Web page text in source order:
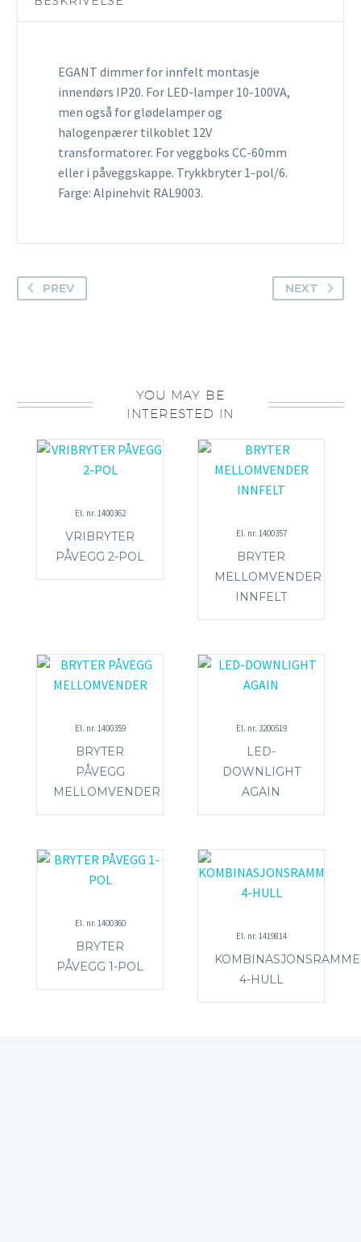
EGANT dimmer for innfelt montasje
innendørs IP20. For LED-lamper 10-100VA,
men også for glødelamper og
halogenpærer tilkoblet 12V
transformatorer. For veggboks CC-60mm
eller i påveggskappe. Trykkbryter 1-pol/6.
Farge: Alpinehvit RAL9003.
PREV NEXT
YOU MAY BE
INTERESTED IN
El. nr. 1400362
VRIBRYTER
PÅVEGG 2-POL
El. nr. 1400357
BRYTER
MELLOMVENDER
INNFELT
El. nr. 1400359
BRYTER
PÅVEGG
MELLOMVENDER
El. nr. 3200519
LED-
DOWNLIGHT
AGAIN
El. nr. 1400360
BRYTER
PÅVEGG 1-POL
El. nr. 1419814
KOMBINASJONSRAMME
4-HULL